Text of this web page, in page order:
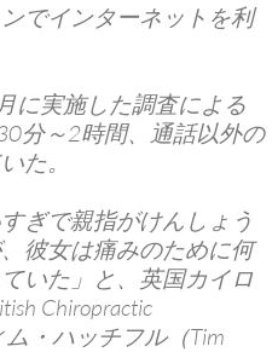
でインターネットを利
に実施した調査による
分～2時間、通話以外の
た。
ぎで親指がけんしょう
彼女は痛みのために何
いた」と、英国カイロ
Chiropractic
ム・ハッチフル（Tim